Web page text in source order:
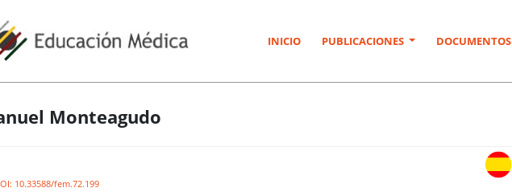
INICIO PUBLICACIONES DOCUMENTOS
Monteagudo
10.33588/fem.72.199